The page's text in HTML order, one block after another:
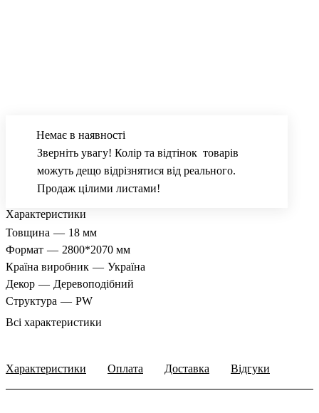
Немає в наявності
Зверніть увагу! Колір та відтінок товарів
можуть дещо відрізнятися від реального.
Продаж цілими листами!
Характеристики
Товщина — 18 мм
Формат — 2800*2070 мм
Країна виробник — Україна
Декор — Деревоподібний
Структура — PW
Всі характеристики
Характеристики Оплата Доставка Відгуки